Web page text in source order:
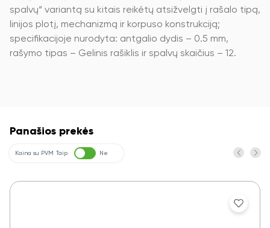
spalvų“ variantą su kitais reikėtų atsižvelgti į rašalo tipą,
linijos plotį, mechanizmą ir korpuso konstrukciją;
specifikacijoje nurodyta: antgalio dydis – 0.5 mm,
rašymo tipas – Gelinis rašiklis ir spalvų skaičius – 12.
Panašios prekės
Kaina su PVM Taip Ne